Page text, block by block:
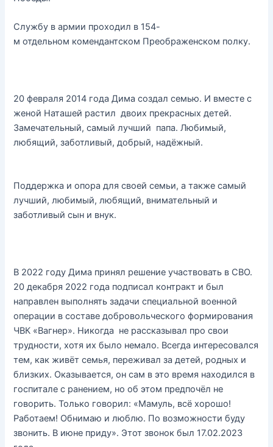
Службу в армии проходил в 154-
м отдельном комендантском Преображенском полку.
20 февраля 2014 года Дима создал семью. И вместе с
женой Наташей растил двоих прекрасных детей.
Замечательный, самый лучший папа. Любимый,
любящий, заботливый, добрый, надёжный.
Поддержка и опора для своей семьи, а также самый
лучший, любимый, любящий, внимательный и
заботливый сын и внук.
В 2022 году Дима принял решение участвовать в СВО.
20 декабря 2022 года подписал контракт и был
направлен выполнять задачи специальной военной
операции в составе добровольческого формирования
ЧВК «Вагнер». Никогда не рассказывал про свои
трудности, хотя их было немало. Всегда интересовался
тем, как живёт семья, переживал за детей, родных и
близких. Оказывается, он сам в это время находился в
госпитале с ранением, но об этом предпочёл не
говорить. Только говорил: «Мамуль, всё хорошо!
Работаем! Обнимаю и люблю. По возможности буду
звонить. В июне приду». Этот звонок был 17.02.2023